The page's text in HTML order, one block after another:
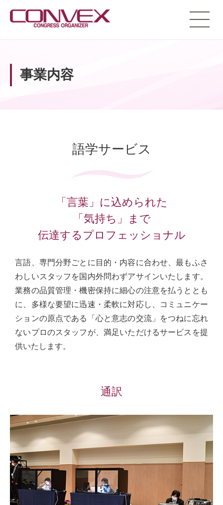
toggle
事業内容
語学サービス
「言葉」に込められた
「気持ち」まで
伝達するプロフェッショナル
言語、専門分野ごとに目的・内容に合わせ、最もふさ
わしいスタッフを国内外問わずアサインいたします。
業務の品質管理・機密保持に細心の注意を払うととも
に、多様な要望に迅速・柔軟に対応し、コミュニケー
ションの原点である「心と意志の交流」をつねに忘れ
ないプロのスタッフが、満足いただけるサービスを提
供いたします。
通訳